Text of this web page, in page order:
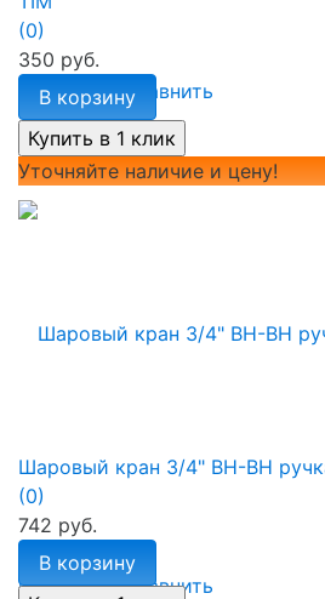
избранное сравнить
(0)
350 руб.
В корзину
Уточняйте наличие и цену!
избранное сравнить
Шаровый кран 3/4" ВН-ВН
(0)
742 руб.
В корзину